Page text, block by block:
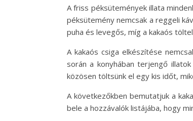
A friss péksütemények illata
péksütemény nemcsak a reggeli
puha és levegős, míg a kakaós
A kakaós csiga elkészítése
során a konyhában terjengő
közösen töltsünk el egy kis időt,
A következőkben bemutatjuk a
bele a hozzávalók listájába, hogy